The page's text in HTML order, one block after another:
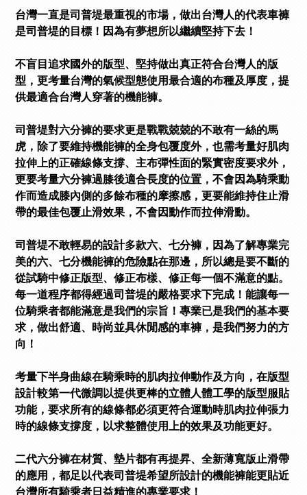
台灣一直是司普堤最重視的市場，做出台灣人的代表車褲
是司普堤的目標！因為有夢想所以繼續堅持下去！
不盲目追求國外的版型、堅持做出真正符合台灣人的版
型，更考量台灣的氣候型態使用最合適的布種及厚度，提
供最適合台灣人穿著的機能褲。
司普堤對六分褲的要求更是戰戰兢兢的不敢有一絲的馬
虎，除了要維持機能褲的全身包覆度外，也需考量好肌肉
拉伸上的正確線條支撐、主布彈性面的緊實密度要求外，
更要考量六分褲過膝後適合長度的位置，不會因為騎乘動
作而造成膝內側的多餘布種的摩擦感，更要能維持住止滑
帶的最佳包覆止滑效果，不會因動作而拉伸滑動。
司普堤不敢輕易的設計多款六、七分褲，因為了解專業完
美的六、七分機能褲的危險點在那邊，所以總是要不斷的
從試騎中修正版型、修正布樣、修正每一個不滿意的點。
每一道程序都得經過司普堤的嚴格要求下完成！能讓每一
位騎乘者都能滿意是我們的宗旨！專業已是我們的基本要
求，做出舒適、時尚並具休閒感的車褲，是我們努力的方
向！
考量下半身曲線在騎乘時的肌肉拉伸動作及方向，在版型
設計較第一代微調以提供更棒的立體人體工學的版型服貼
功能，要求所有的線條都必須更符合運動時肌肉拉伸張力
時的線條支撐度，以求整體使用上的效果及功能更好。
二代六分褲在材質、墊片都有再提昇、全新薄寬版止滑帶
的應用，都足以代表司普堤希望所設計的機能褲能更貼近
台灣所有騎乘者日益精進的專業要求！